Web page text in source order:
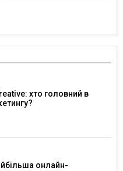
хто головний в
онлайн-